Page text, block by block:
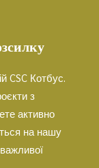
CSC Котбус.
з
активно
на нашу